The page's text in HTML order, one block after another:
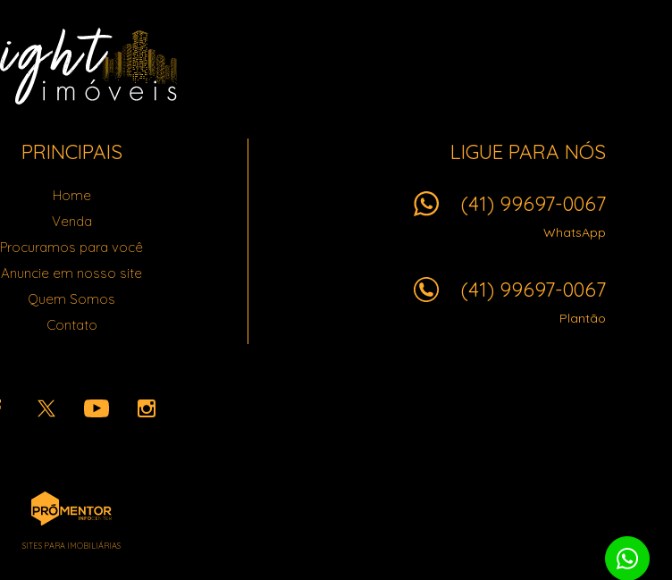
PRINCIPAIS
Home
Venda
Procuramos para você
Anuncie em nosso site
Quem Somos
Contato
LIGUE PARA NÓS
(41) 99697-0067
WhatsApp
(41) 99697-0067
Plantão
SITES PARA IMOBILIÁRIAS